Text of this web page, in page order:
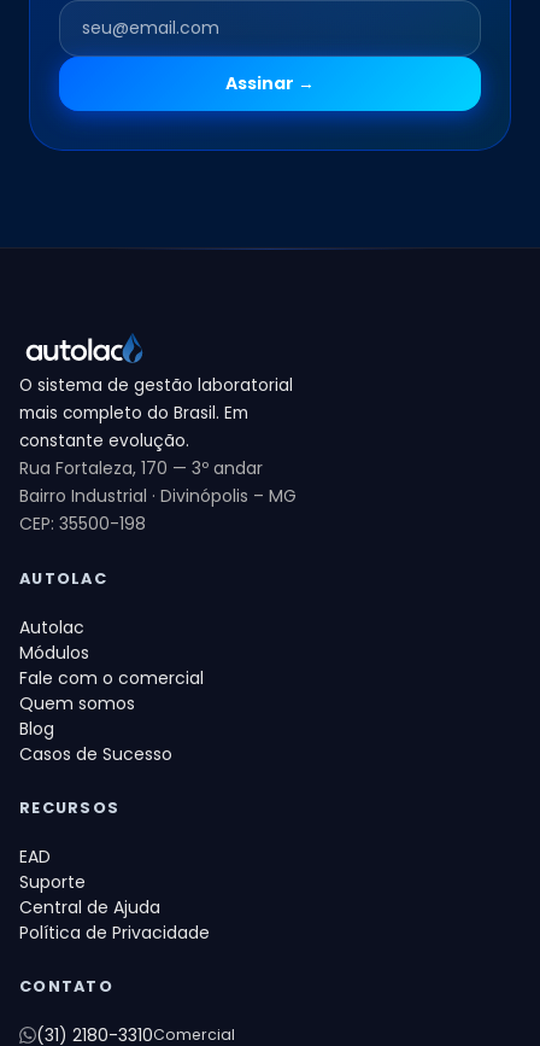
Assinar →
O sistema de gestão laboratorial
mais completo do Brasil. Em
constante evolução.
Rua Fortaleza, 170 — 3º andar
Bairro Industrial · Divinópolis – MG
CEP: 35500-198
AUTOLAC
Autolac
Módulos
Fale com o comercial
Quem somos
Blog
Casos de Sucesso
RECURSOS
EAD
Suporte
Central de Ajuda
Política de Privacidade
CONTATO
(31) 2180-3310Comercial